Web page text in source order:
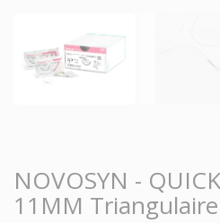
NOVOSYN -
11MM